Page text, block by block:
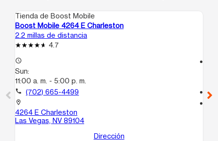
Tienda de Boost Mobile
Boost Mobile 4264 E Charleston
2.2 millas de distancia
4.7
access_time
Sun:
11:00 a. m. - 5:00 p. m.
call (702) 665-4499
location_on
4264 E Charleston
Las Vegas, NV 89104
Dirección
call